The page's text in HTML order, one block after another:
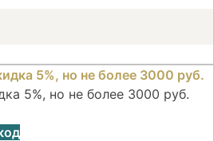
5%, но не более 3000 руб.